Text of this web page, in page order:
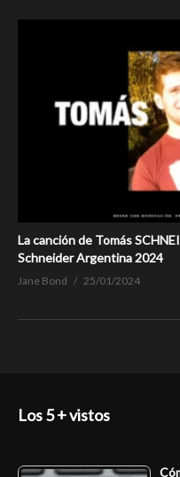
La canción de Tomás
Schneider Argentina 2024
Jane Bond 25/01/2024
Los 5 + vistos